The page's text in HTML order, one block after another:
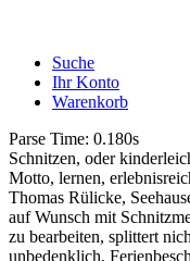
Suche
Ihr Konto
Warenkorb
Parse Time: 0.180s
Schnitzen, oder
Motto, lernen,
Thomas Rülicke,
auf Wunsch mit
zu bearbeiten, splittert
unbedenklich,